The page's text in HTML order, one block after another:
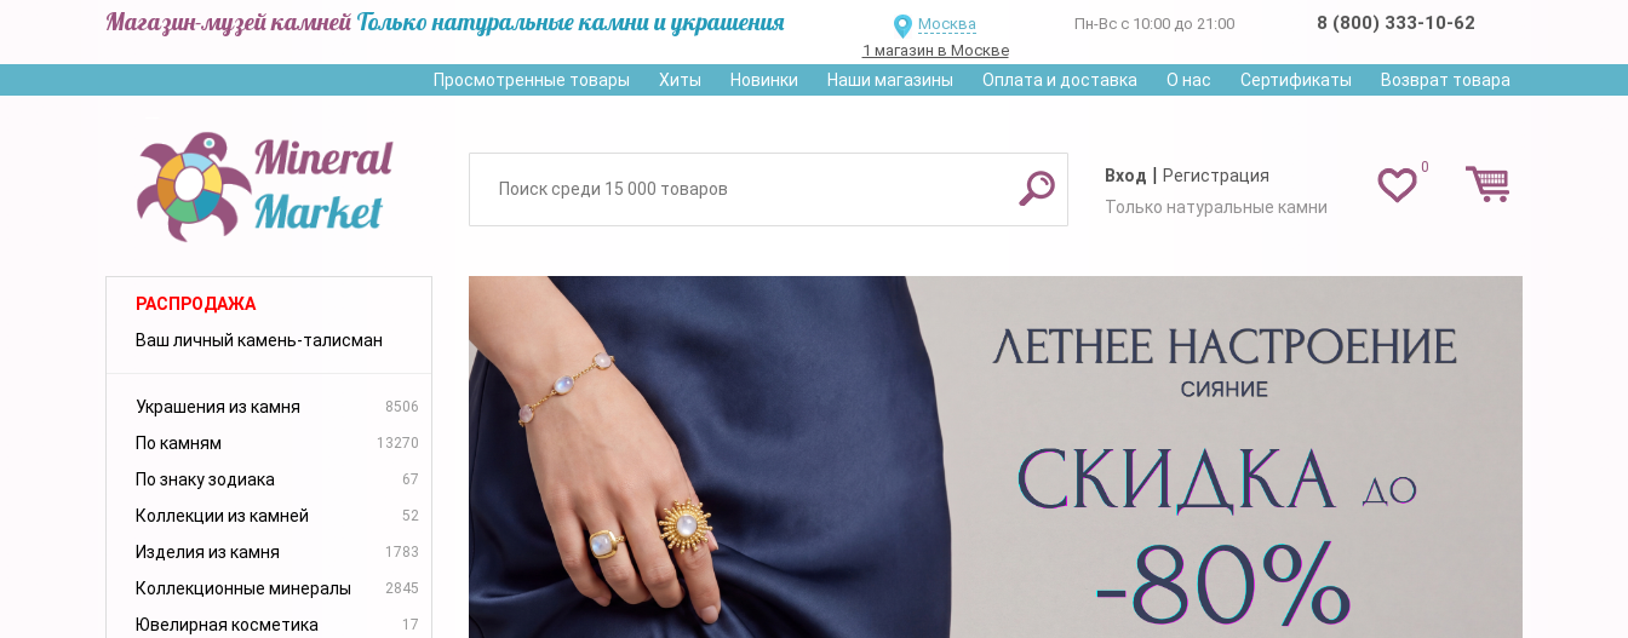
Магазин-музей камней Только натуральные камни и украшения
Москва
1 магазин в Москве
Пн-Вс с 10:00 до 21:00 8 (800) 333-10-62
Просмотренные товары Хиты Новинки Наши магазины Оплата и доставка О нас Сертификаты Возврат товара
0
Вход | Регистрация
Только натуральные камни
РАСПРОДАЖА
Ваш личный камень-талисман
Украшения из камня 8506
По камням 13270
По знаку зодиака 67
Коллекции из камней 52
Изделия из камня 1783
Коллекционные минералы 2845
Ювелирная косметика 17